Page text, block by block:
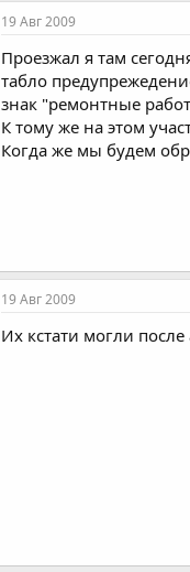
19 Авг 2009
Проезжал я там
табло
знак "ремонтные
К тому же на этом
Когда же мы будем
19 Авг 2009
Их кстати могли